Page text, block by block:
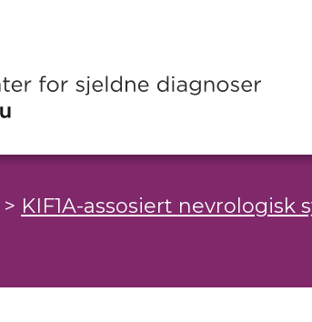
> KIF1A-assosiert nevrologisk